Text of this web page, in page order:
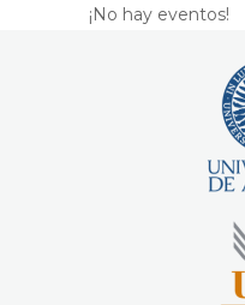
¡No hay eventos!